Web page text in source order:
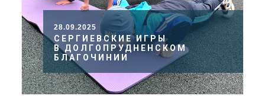
28.09.2025
СЕРГИЕВСКИЕ ИГРЫ
В ДОЛГОПРУДНЕНСКОМ
БЛАГОЧИНИИ